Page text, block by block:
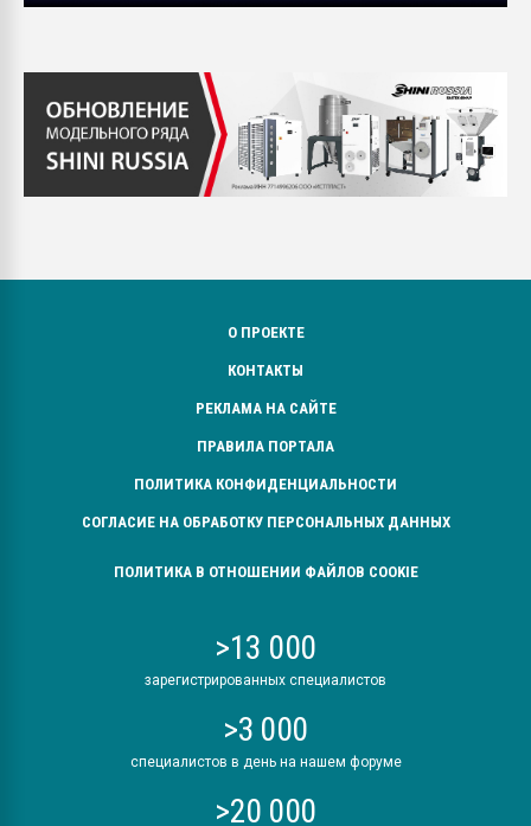
О ПРОЕКТЕ
КОНТАКТЫ
РЕКЛАМА НА САЙТЕ
ПРАВИЛА ПОРТАЛА
ПОЛИТИКА КОНФИДЕНЦИАЛЬНОСТИ
СОГЛАСИЕ НА ОБРАБОТКУ ПЕРСОНАЛЬНЫХ ДАННЫХ
ПОЛИТИКА В ОТНОШЕНИИ ФАЙЛОВ COOKIE
>13 000
зарегистрированных специалистов
>3 000
специалистов в день на нашем форуме
>20 000